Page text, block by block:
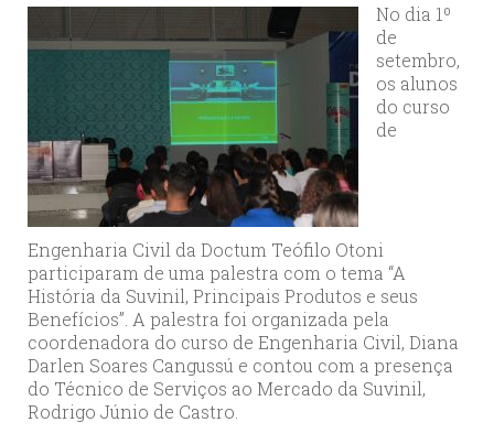
No dia 1º
de
setembro,
os alunos
do curso
de
Engenharia Civil da Doctum Teófilo Otoni
participaram de uma palestra com o tema “A
História da Suvinil, Principais Produtos e seus
Benefícios”. A palestra foi organizada pela
coordenadora do curso de Engenharia Civil, Diana
Darlen Soares Cangussú e contou com a presença
do Técnico de Serviços ao Mercado da Suvinil,
Rodrigo Júnio de Castro.